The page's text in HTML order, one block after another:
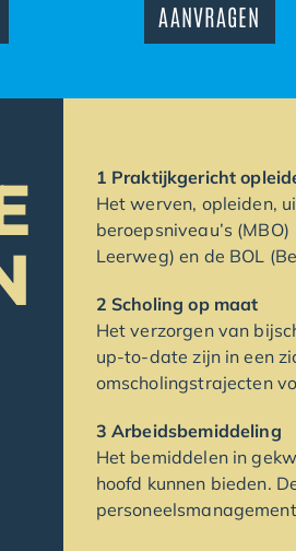
AANVRAGEN
1 Praktijkgericht
Het werven, opleiden,
beroepsniveau’s
Leerweg) en de BOL
2 Scholing op maat
Het verzorgen van
up-to-date zijn in een
omscholingstrajecten
3 Arbeidsbemiddeling
Het bemiddelen in
hoofd kunnen bieden.